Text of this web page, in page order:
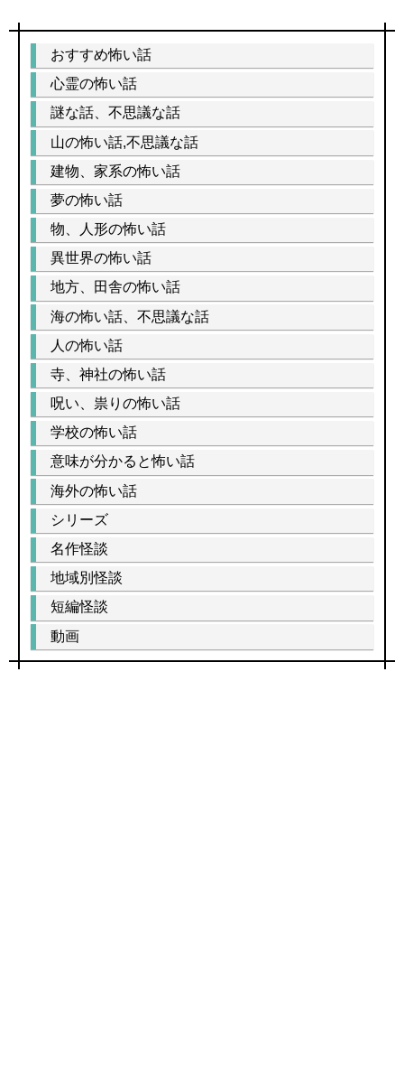
おすすめ怖い話
心霊の怖い話
謎な話、不思議な話
山の怖い話,不思議な話
建物、家系の怖い話
夢の怖い話
物、人形の怖い話
異世界の怖い話
地方、田舎の怖い話
海の怖い話、不思議な話
人の怖い話
寺、神社の怖い話
呪い、祟りの怖い話
学校の怖い話
意味が分かると怖い話
海外の怖い話
シリーズ
名作怪談
地域別怪談
短編怪談
動画